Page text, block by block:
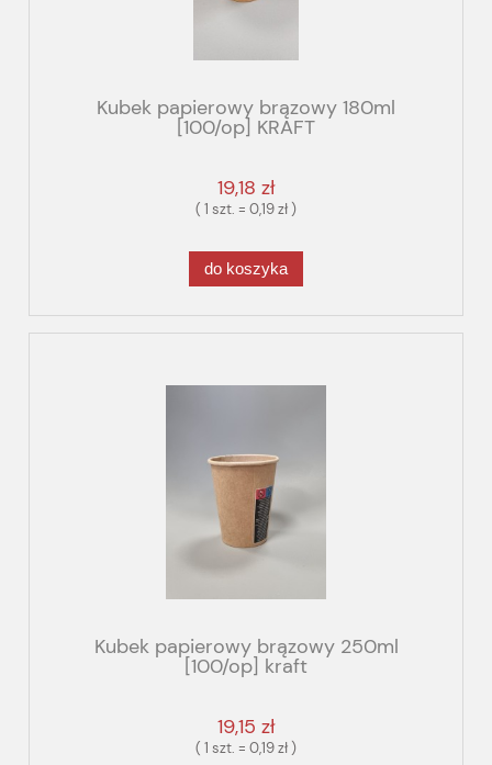
Kubek papierowy brązowy 180ml
[100/op] KRAFT
19,18 zł
( 1 szt. = 0,19 zł )
do koszyka
Kubek papierowy brązowy 250ml
[100/op] kraft
19,15 zł
( 1 szt. = 0,19 zł )